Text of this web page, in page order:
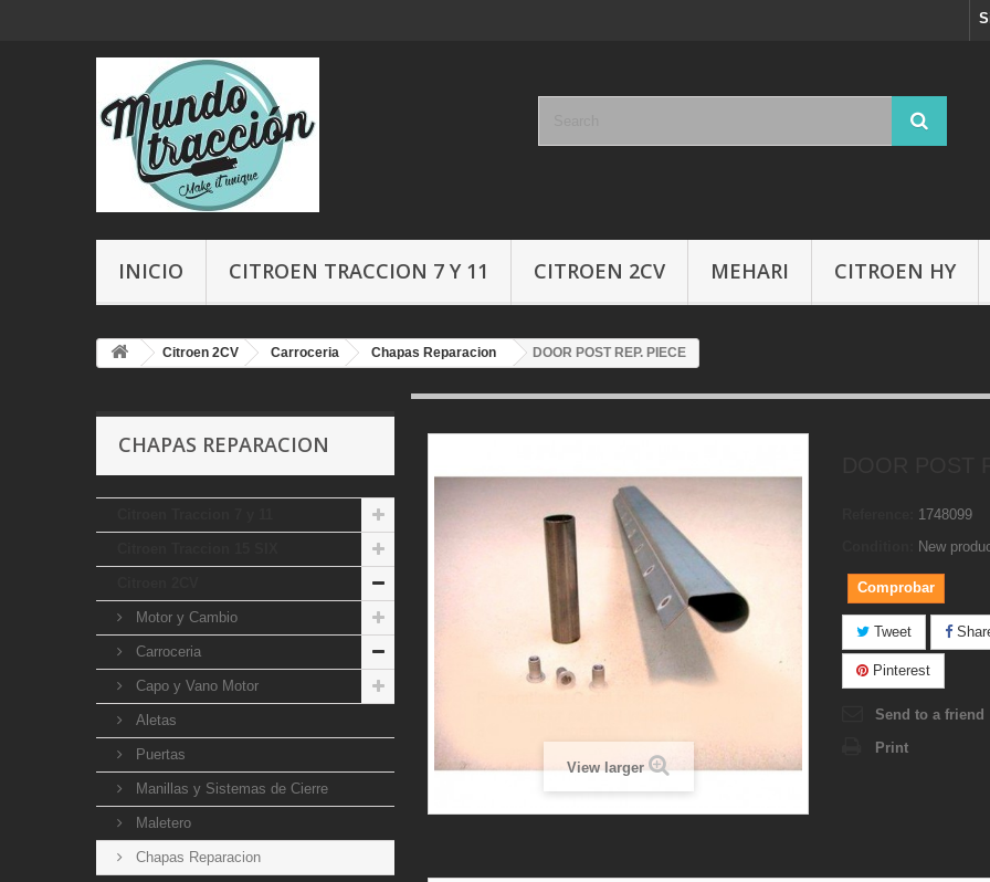
INICIO CITROEN TRACCION 7 Y 11 CITROEN 2CV MEHARI CITROEN HY
Citroen 2CV Carroceria Chapas Reparacion DOOR POST REP. PIECE
CHAPAS REPARACION
Motor y Cambio
Carroceria
Capo y Vano Motor
Aletas
Puertas
Manillas y Sistemas de Cierre
Maletero
Chapas Reparacion
View larger
1748099
New
Comprobar
Tweet
Pinterest
Send to a friend
Print